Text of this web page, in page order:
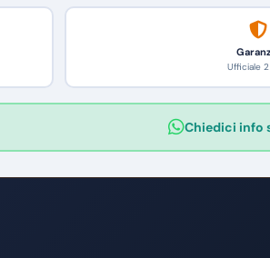
Ufficiale
Chiedici info